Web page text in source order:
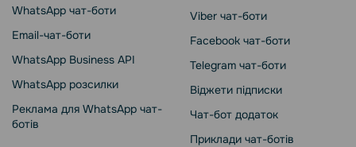
WhatsApp чат-боти
Email-чат-боти
WhatsApp Business API
WhatsApp розсилки
Реклама для WhatsApp чат-
ботів
Viber чат-боти
Facebook чат-боти
Telegram чат-боти
Віджети підписки
Чат-бот додаток
Приклади чат-ботів